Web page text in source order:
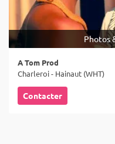
Photos
A Tom Prod
Charleroi - Hainaut (WHT)
Contacter